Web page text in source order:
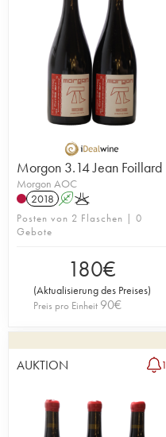
Morgon 3.14 Jean Foillard
Morgon AOC
2018 AK
Posten von 2 Flaschen | 0
Gebote
180€
(Aktualisierung des Preises)
Preis pro Einheit 90€
AUKTION 1